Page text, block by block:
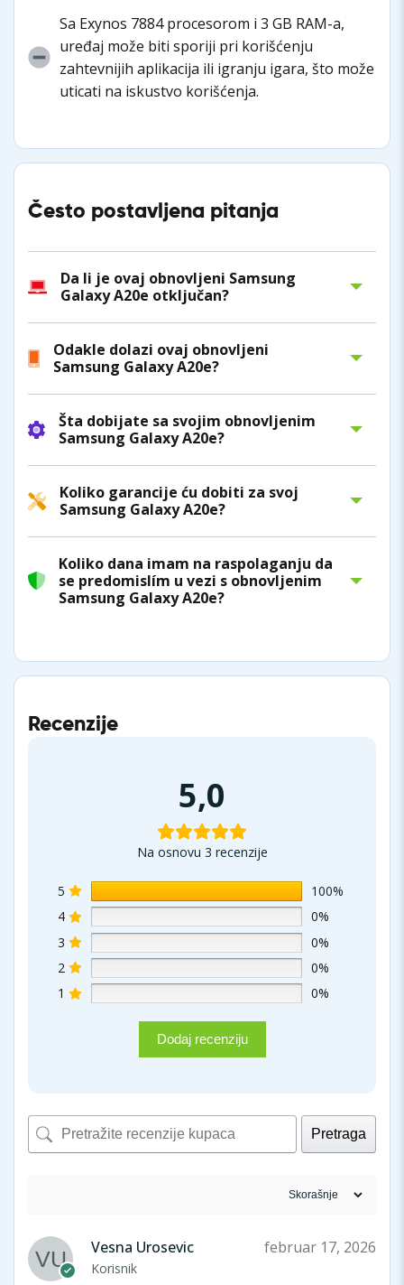
Sa Exynos 7884 procesorom i 3 GB RAM-a,
uređaj može biti sporiji pri korišćenju
zahtevnijih aplikacija ili igranju igara, što može
uticati na iskustvo korišćenja.
Često postavljena pitanja
Da li je ovaj obnovljeni Samsung
Galaxy A20e otključan?
Odakle dolazi ovaj obnovljeni
Samsung Galaxy A20e?
Šta dobijate sa svojim obnovljenim
Samsung Galaxy A20e?
Koliko garancije ću dobiti za svoj
Samsung Galaxy A20e?
Koliko dana imam na raspolaganju da
se predomislím u vezi s obnovljenim
Samsung Galaxy A20e?
Recenzije
5,0
Na osnovu 3 recenzije
5
100%
4
0%
3
0%
2
0%
1
0%
Dodaj recenziju
Pretraga
Vesna Urosevic
Korisnik
februar 17, 2026